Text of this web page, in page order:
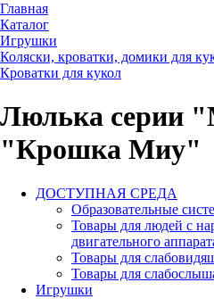
Главная
Каталог
Игрушки
Коляски, кроватки, домики для
Кроватки для кукол
Люлька серии
"Крошка Миу"
ДОСТУПНАЯ СРЕДА
Образовательные
Товары для людей с
двигательного
Товары для
Товары для
Игрушки